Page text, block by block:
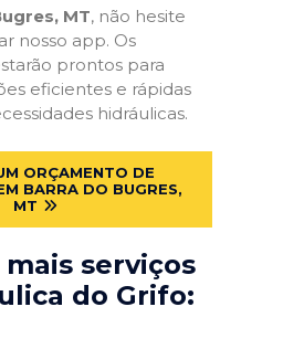
MT, não hesite
nosso app. Os
prontos para
eficientes e rápidas
hidráulicas.
ORÇAMENTO DE
BARRA DO BUGRES,
MT
serviços
do Grifo: